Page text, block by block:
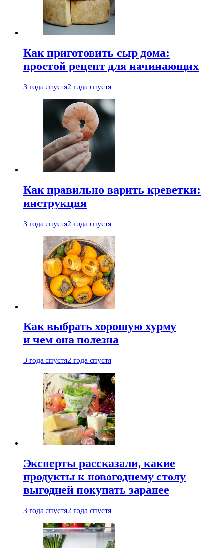
Как приготовить сыр дома:
простой рецепт для начинающих
3 года спустя2 года спустя
Как правильно варить креветки:
инструкция
3 года спустя2 года спустя
Как выбрать хорошую хурму
и чем она полезна
3 года спустя2 года спустя
Эксперты рассказали, какие
продукты к новогоднему столу
выгодней покупать заранее
3 года спустя2 года спустя